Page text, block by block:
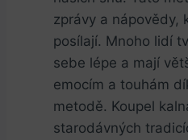
zprávy a nápovědy,
posílají. Mnoho lidí
sebe lépe a ‌mají
emocím​ a touhám
metodě. Koupel
⁤starodávných